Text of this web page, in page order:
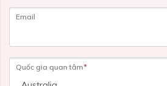
Email
Quốc gia quan tâm*